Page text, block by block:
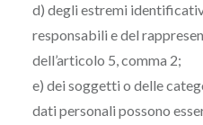
d) degli estremi
responsabili e del
dell’articolo 5, comma 2;
e) dei soggetti o delle
dati personali possono